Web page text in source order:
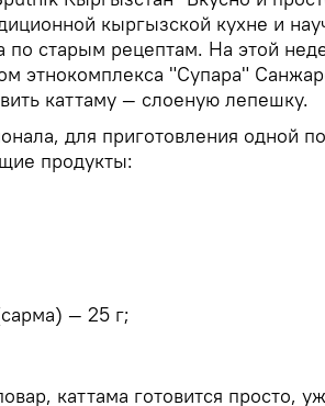
кыргызской кухне и
старым рецептам. На этой
этнокомплекса "Супара"
каттаму — слоеную лепешку.
для приготовления одной
продукты:
— 25 г;
каттама готовится просто,